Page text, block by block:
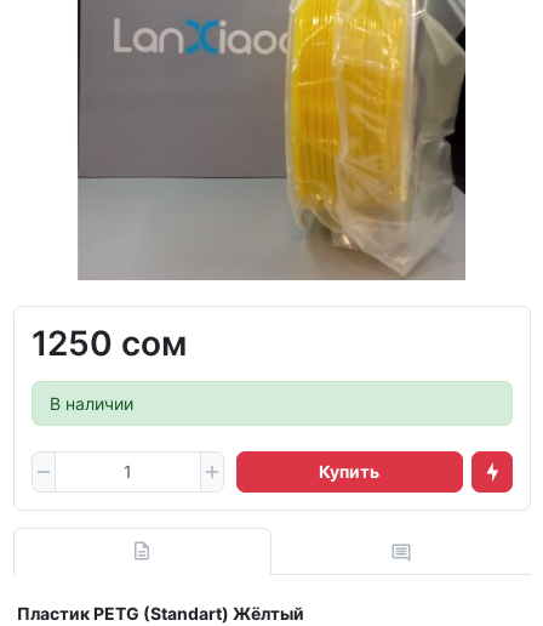
1250 сом
В наличии
Купить
Пластик PETG (Standart) Жёлтый